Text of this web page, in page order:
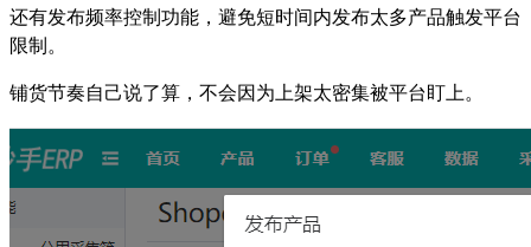
还有发布频率控制功能，避免短时间内发布太多产品触发平台
限制。
铺货节奏自己说了算，不会因为上架太密集被平台盯上。